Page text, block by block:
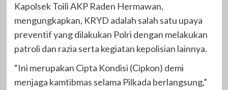
Kapolsek Toili AKP Raden Hermawan,
mengungkapkan, KRYD adalah salah satu upaya
preventif yang dilakukan Polri dengan melakukan
patroli dan razia serta kegiatan kepolisian lainnya.
“Ini merupakan Cipta Kondisi (Cipkon) demi
menjaga kamtibmas selama Pilkada berlangsung,”